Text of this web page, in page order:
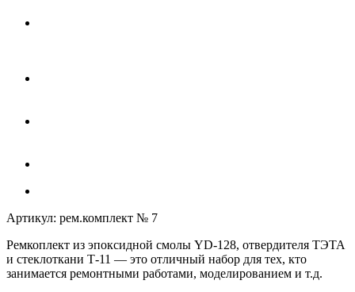
Артикул: рем.комплект № 7
Ремкоплект из эпоксидной смолы YD-128, отвердителя ТЭТА
и стеклоткани Т-11 — это отличный набор для тех, кто
занимается ремонтными работами, моделированием и т.д.